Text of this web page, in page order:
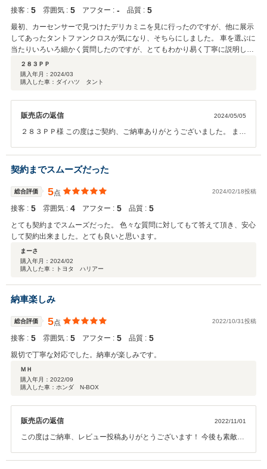
接客 : 5 雰囲気 : 5 アフター : ‐ 品質 : 5
最初、カーセンサーで見つけたデリカミニを見に行ったのですが、他に展示
してあったタントファンクロスが気になり、そちらにしました。 車を選ぶに
当たりいろいろ細かく質問したのですが、とてもわかり易く丁寧に説明して
くださったので、いい買い物が出来ました。
２８３ＰＰ
購入年月： 2024/03
購入した車：ダイハツ タント
販売店の返信 2024/05/05
２８３ＰＰ様 この度はご契約、ご納車ありがとうございました。 また
問い合わせ頂ければと思います。
契約までスムーズだった
総合評価 5点 2024/02/18投稿
接客 : 5 雰囲気 : 4 アフター : 5 品質 : 5
とても契約までスムーズだった。 色々な質問に対してもて答えて頂き、安心
して契約出来ました。とても良いと思います。
まーさ
購入年月： 2024/02
購入した車：トヨタ ハリアー
納車楽しみ
総合評価 5点 2022/10/31投稿
接客 : 5 雰囲気 : 5 アフター : 5 品質 : 5
親切で丁寧な対応でした。納車が楽しみです。
ＭＨ
購入年月： 2022/09
購入した車：ホンダ N-BOX
販売店の返信 2022/11/01
この度はご納車、レビュー投稿ありがとうございます！ 今後も素敵な